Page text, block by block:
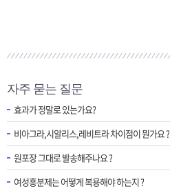
자주 묻는 질문
효과가 정말로 있는가요?
비아그라,시알리스,레비트라 차이점이 뭔가요 ?
원포장 그대로 발송해주나요 ?
여성흥분제는 어떻게 복용해야 하는지 ?